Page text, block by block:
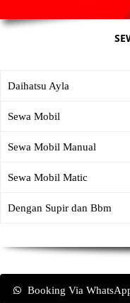
Daihatsu Ayla
Sewa Mobil
Sewa Mobil Manual
Sewa Mobil Matic
Dengan Supir dan Bbm
Booking Via